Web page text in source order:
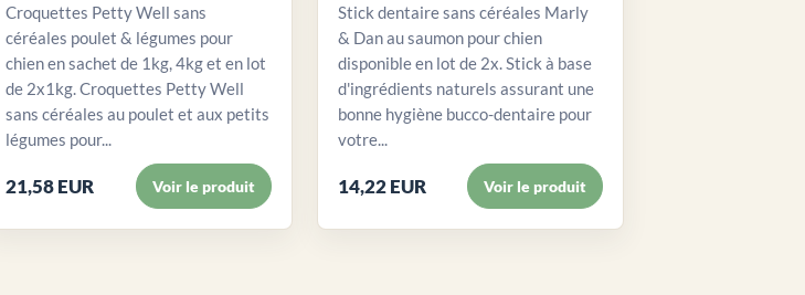
Croquettes Petty Well sans
céréales poulet & légumes pour
chien en sachet de 1kg, 4kg et en lot
de 2x1kg. Croquettes Petty Well
sans céréales au poulet et aux petits
légumes pour...
21,58 EUR Voir le produit
Stick dentaire sans céréales Marly
& Dan au saumon pour chien
disponible en lot de 2x. Stick à base
d'ingrédients naturels assurant une
bonne hygiène bucco-dentaire pour
votre...
14,22 EUR Voir le produit